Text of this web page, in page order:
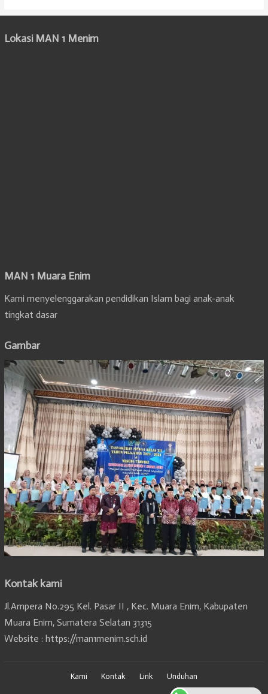
Lokasi MAN 1 Menim
MAN 1 Muara Enim
Kami menyelenggarakan pendidikan Islam bagi anak-anak
tingkat dasar
Gambar
Kontak kami
Jl.Ampera No.295 Kel. Pasar II , Kec. Muara Enim, Kabupaten
Muara Enim, Sumatera Selatan 31315
Website : https://man1menim.sch.id
Kami Kontak Link Unduhan